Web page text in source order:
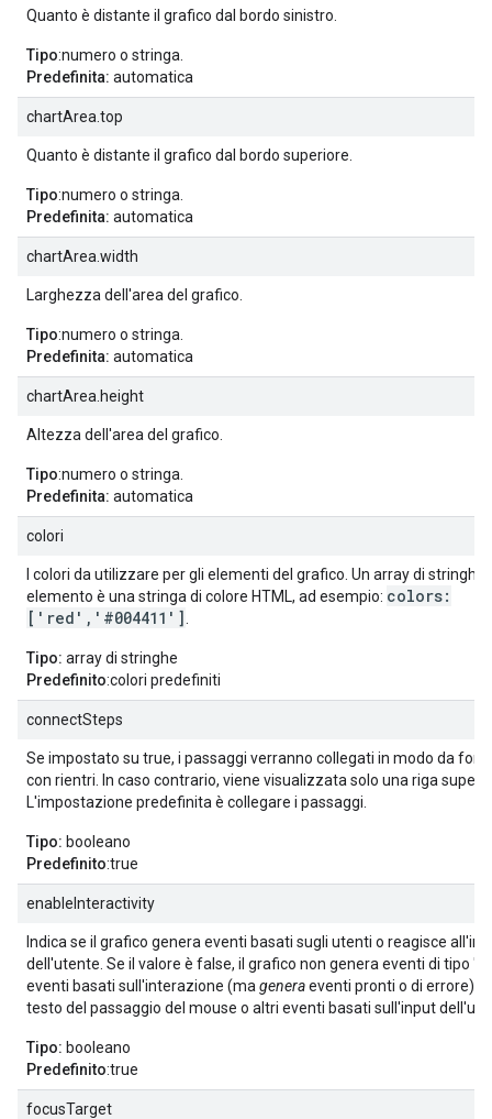
Quanto è distante il grafico dal bordo sinistro.
Tipo:numero o stringa.
Predefinita: automatica
chartArea.top
Quanto è distante il grafico dal bordo superiore.
Tipo:numero o stringa.
Predefinita: automatica
chartArea.width
Larghezza dell'area del grafico.
Tipo:numero o stringa.
Predefinita: automatica
chartArea.height
Altezza dell'area del grafico.
Tipo:numero o stringa.
Predefinita: automatica
colori
I colori da utilizzare per gli elementi del grafico. Un array di
elemento è una stringa di colore HTML, ad esempio: colors:
['red','#004411']
Tipo: array di stringhe
Predefinito:colori predefiniti
connectSteps
Se impostato su true, i passaggi verranno collegati in modo da
con rientri. In caso contrario, viene visualizzata solo una riga
L'impostazione predefinita è collegare i passaggi.
Tipo: booleano
Predefinito:true
enableInteractivity
Indica se il grafico genera eventi basati sugli utenti o reagisce
dell'utente. Se il valore è false, il grafico non genera eventi di tipo
eventi basati sull'interazione (ma generaeventi pronti o di errore) e
testo del passaggio del mouse o altri eventi basati sull'input
Tipo: booleano
Predefinito:true
focusTarget